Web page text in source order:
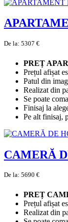
De la: 5307 €
PREȚ
Prețul afișat
Patul din
Realizat din
Se poate
Finisaj la
Pe alt finisaj,
CAMERĂ
De la: 5690 €
PREȚ
Prețul afișat
Realizat din